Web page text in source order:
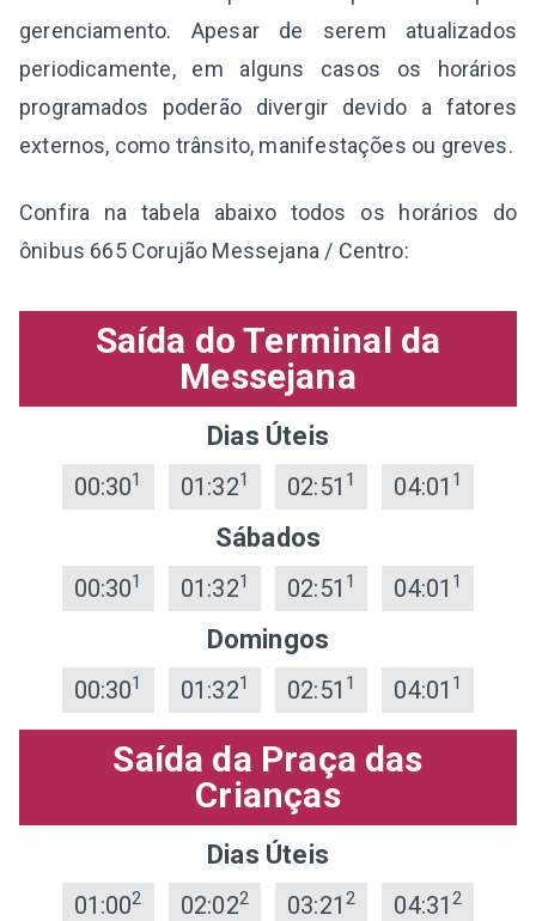
gerenciamento. Apesar de serem atualizados
periodicamente, em alguns casos os horários
programados poderão divergir devido a fatores
externos, como trânsito, manifestações ou greves.
Confira na tabela abaixo todos os horários do
ônibus 665 Corujão Messejana / Centro:
Saída do Terminal da
Messejana
Dias Úteis
00:301 01:321 02:51 1 04:01 1
Sábados
00:301 01:321 02:51 1 04:01 1
Domingos
00:301 01:321 02:51 1 04:01 1
Saída da Praça das
Crianças
Dias Úteis
01:002 02:022 03:21 2 04:312